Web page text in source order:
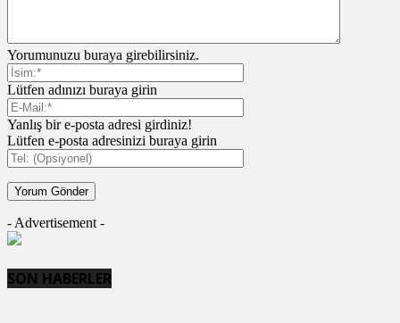
Yorumunuzu buraya girebilirsiniz.
Lütfen adınızı buraya girin
Yanlış bir e-posta adresi girdiniz!
Lütfen e-posta adresinizi buraya girin
- Advertisement -
SON HABERLER